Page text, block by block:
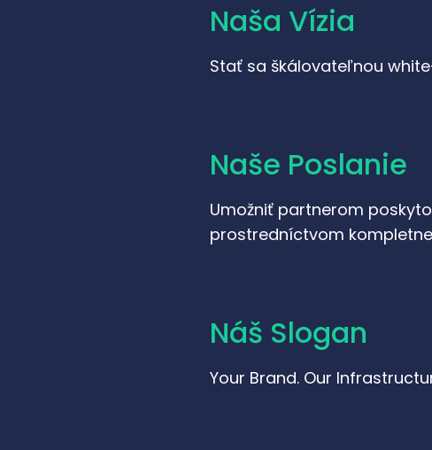
Naša Vízia
Stať sa škálovateľnou
Naše Poslanie
Umožniť partnerom
prostredníctvom
Náš Slogan
Your Brand. Our